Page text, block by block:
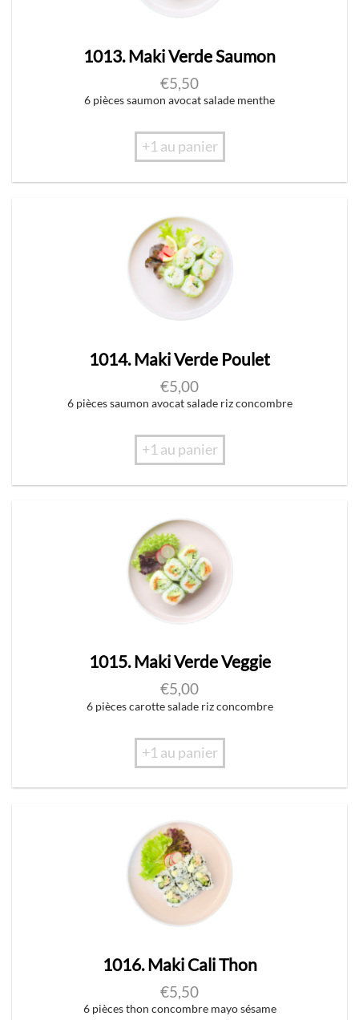
1013. Maki Verde Saumon
€5,50
6 pièces saumon avocat salade menthe
+1 au panier
1014. Maki Verde Poulet
€5,00
6 pièces saumon avocat salade riz concombre
+1 au panier
1015. Maki Verde Veggie
€5,00
6 pièces carotte salade riz concombre
+1 au panier
1016. Maki Cali Thon
€5,50
6 pièces thon concombre mayo sésame